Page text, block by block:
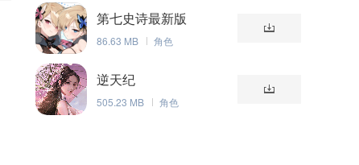
第七史诗最新版
86.63 MB 角色
逆天纪
505.23 MB 角色